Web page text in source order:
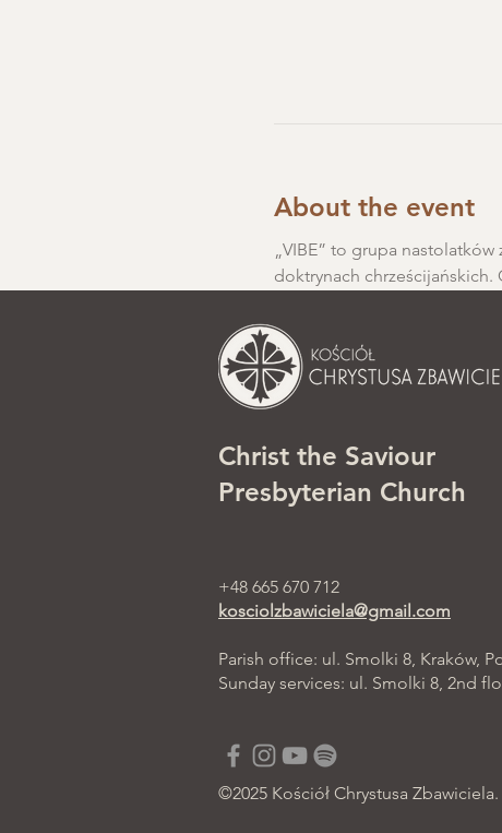
About the event
„VIBE” to grupa
doktrynach chrześcijańskich.
Christ the Saviour
Presbyterian Church
+48 665 670 712
kosciolzbawiciela@gmail.com
Parish office: ul. Smolki 8, Kraków,
Sunday services: ul. Smolki 8, 2nd
©2025 Kościół Chrystusa Zbawiciela.